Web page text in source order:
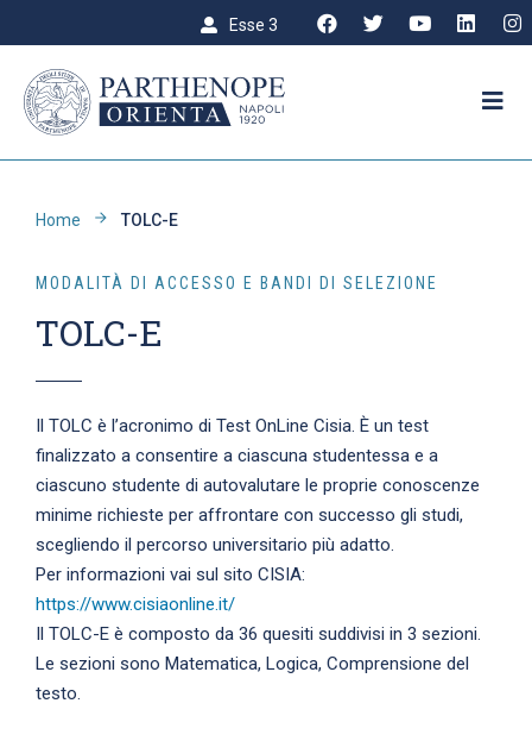
Esse 3
Home TOLC-E
MODALITÀ DI ACCESSO E BANDI DI SELEZIONE
TOLC-E
Il TOLC è l’acronimo di Test OnLine Cisia. È un test
finalizzato a consentire a ciascuna studentessa e a
ciascuno studente di autovalutare le proprie conoscenze
minime richieste per affrontare con successo gli studi,
scegliendo il percorso universitario più adatto.
Per informazioni vai sul sito CISIA:
https://www.cisiaonline.it/
Il TOLC-E è composto da 36 quesiti suddivisi in 3 sezioni.
Le sezioni sono Matematica, Logica, Comprensione del
testo.